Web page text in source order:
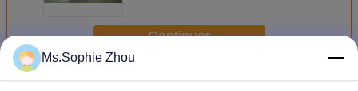
Continuer
PlusSystème de test de choc
Ms.Sophie Zhou